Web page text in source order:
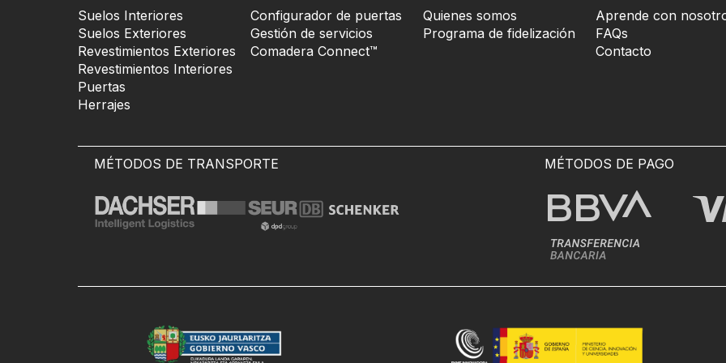
Suelos Interiores
Suelos Exteriores
Revestimientos Exteriores
Revestimientos Interiores
Puertas
Herrajes
Configurador de puertas
Gestión de servicios
Comadera Connect™
Quienes somos
Programa de fidelización
Aprende con
FAQs
Contacto
MÉTODOS DE TRANSPORTE MÉTODOS DE PAGO